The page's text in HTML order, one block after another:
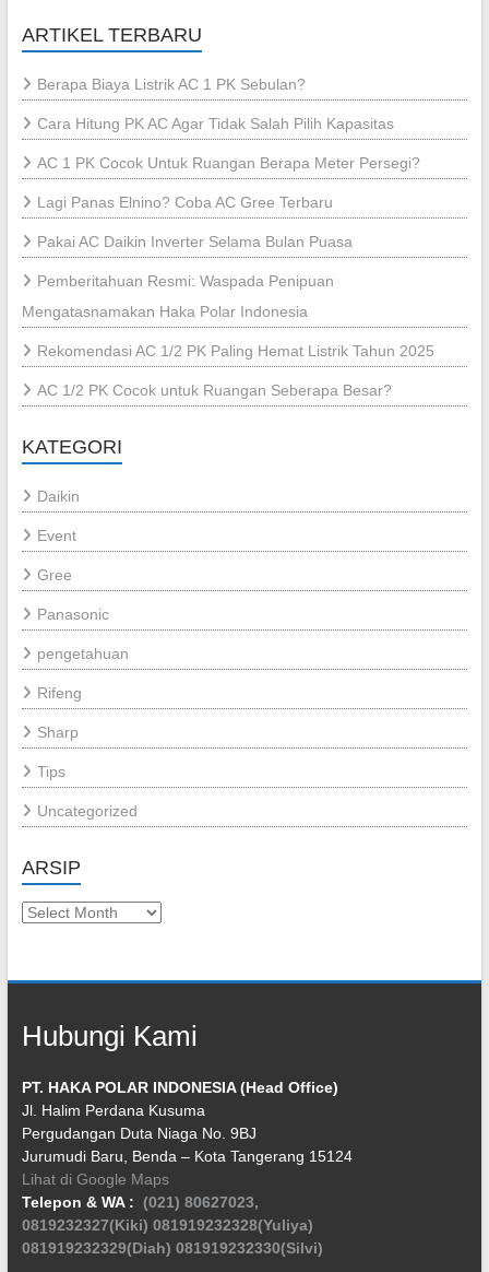
ARTIKEL TERBARU
Berapa Biaya Listrik AC 1 PK Sebulan?
Cara Hitung PK AC Agar Tidak Salah Pilih Kapasitas
AC 1 PK Cocok Untuk Ruangan Berapa Meter Persegi?
Lagi Panas Elnino? Coba AC Gree Terbaru
Pakai AC Daikin Inverter Selama Bulan Puasa
Pemberitahuan Resmi: Waspada Penipuan
Mengatasnamakan Haka Polar Indonesia
Rekomendasi AC 1/2 PK Paling Hemat Listrik Tahun 2025
AC 1/2 PK Cocok untuk Ruangan Seberapa Besar?
KATEGORI
Daikin
Event
Gree
Panasonic
pengetahuan
Rifeng
Sharp
Tips
Uncategorized
ARSIP
Arsip
Hubungi Kami
PT. HAKA POLAR INDONESIA (Head Office)
Jl. Halim Perdana Kusuma
Pergudangan Duta Niaga No. 9BJ
Jurumudi Baru, Benda – Kota Tangerang 15124
Lihat di Google Maps
Telepon & WA : (021) 80627023,
0819232327(Kiki) 081919232328(Yuliya)
081919232329(Diah) 081919232330(Silvi)